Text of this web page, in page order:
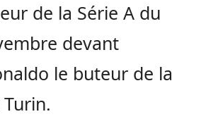
de la Série A du
devant
le buteur de la